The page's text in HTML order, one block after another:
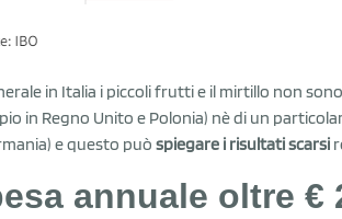
in Italia i piccoli frutti e il mirtillo non
in Regno Unito e Polonia) nè di un
e questo può spiegare i risultati scarsi
annuale oltre €